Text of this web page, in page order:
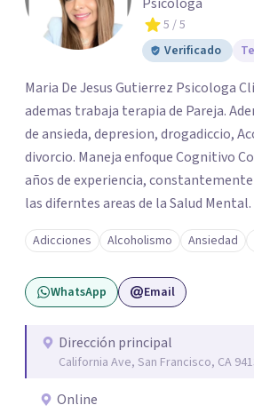
5 / 5
Verificado
Maria De Jesus Gutierrez Psicologa
ademas trabaja terapia de Pareja.
de ansieda, depresion, drogadiccio,
divorcio. Maneja enfoque Cognitivo
años de experiencia,
las diferntes areas de la Salud Mental.
Adicciones Alcoholismo Ansiedad
WhatsApp Email
Dirección principal
California Ave, San Francisco, CA
Online